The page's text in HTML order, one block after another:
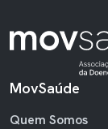
RODAPÉ
MovSaúde
Quem Somos